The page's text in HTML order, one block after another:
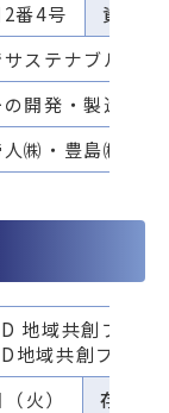
番4号
資本金
ステナブルな
開発・製造・販
㈱・豊島㈱・㈱
地域共創ファン
地域共創ファン
火）
存続期